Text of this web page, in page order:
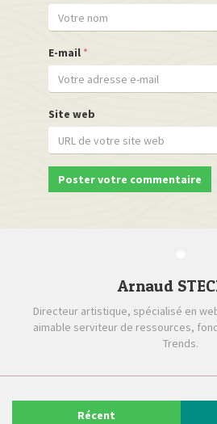
E-mail *
Site web
Arnaud
Directeur artistique, spécialisé en
aimable serviteur de ressources,
Trends.
Récent